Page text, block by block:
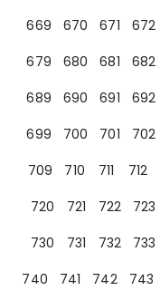
669
670 671 672
679
680 681 682
689
690 691 692
699
700 701 702
709
710 711 712
720
721 722 723
730
731 732 733
740
741 742 743